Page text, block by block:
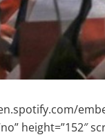
height=”152″